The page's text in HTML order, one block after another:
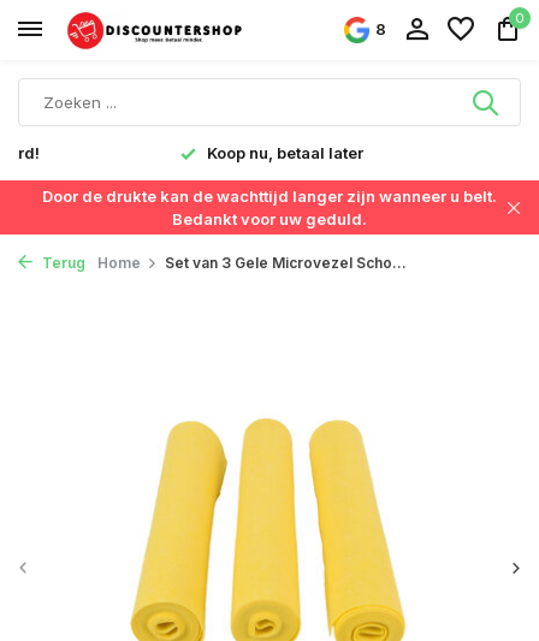
8
0
Koop nu, betaal later
Door de drukte kan de wachttijd langer zijn wanneer u belt.
Bedankt voor uw geduld.
Terug Home Set van 3 Gele Microvezel Scho...